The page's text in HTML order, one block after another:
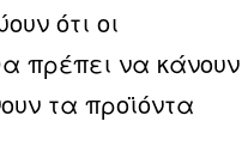
ότι οι
πρέπει να κάνουν
τα προϊόντα